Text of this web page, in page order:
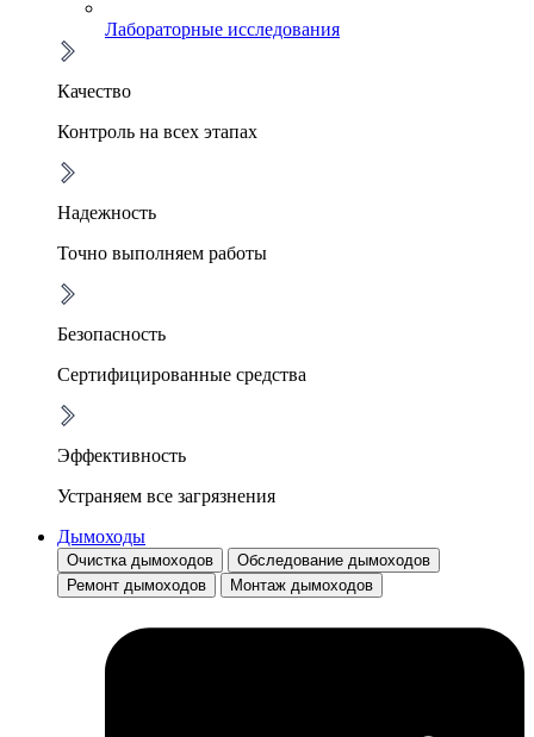
Лабораторные исследования
Качество
Контроль на всех этапах
Надежность
Точно выполняем работы
Безопасность
Сертифицированные средства
Эффективность
Устраняем все загрязнения
Дымоходы
Очистка дымоходов
Обследование дымоходов
Ремонт дымоходов
Монтаж дымоходов